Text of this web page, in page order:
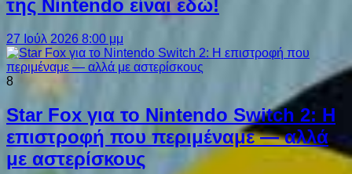
της Nintendo είναι εδώ!
27 Ιούλ 2026 8:00 μμ
8
Star Fox για το Nintendo Switch 2: Η
επιστροφή που περιμέναμε — αλλά
με αστερίσκους